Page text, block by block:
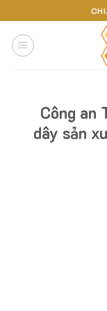
to
content
Công an
dây sản